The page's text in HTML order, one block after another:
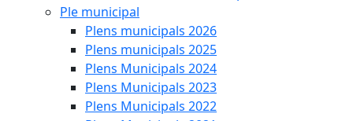
Ple municipal
Plens municipals 2026
Plens municipals 2025
Plens Municipals 2024
Plens Municipals 2023
Plens Municipals 2022